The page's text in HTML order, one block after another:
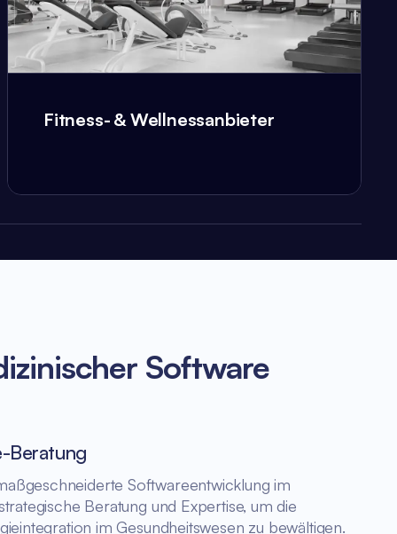
Fitness- & Wellnessanbieter
Software
Beratung
Softwareentwicklung im
Beratung und Expertise, um die
im Gesundheitswesen zu bewältigen.